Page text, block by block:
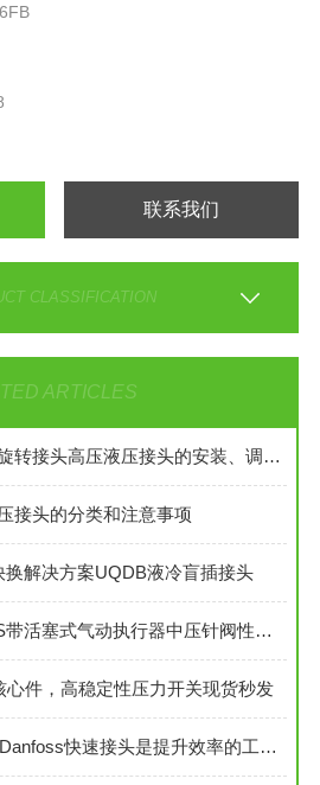
联系我们
CLASSIFICATION
ARTICLES
899-220-201杜博林旋转接头高压液压接头的安装、调试与维护技巧
接头的分类和注意事项
解决方案UQDB液冷盲插接头
提高20SM4071-C1S带活塞式气动执行器中压针阀性能的技巧
心件，高稳定性压力开关现货秒发
WQF8-16-B16FSR Danfoss快速接头是提升效率的工业连接解决方案